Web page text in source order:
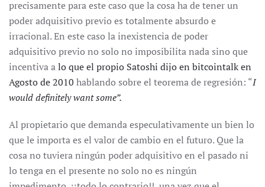
precisamente para este caso que la cosa ha de tener un
poder adquisitivo previo es totalmente absurdo e
irracional. En este caso la inexistencia de poder
adquisitivo previo no solo no imposibilita nada sino que
incentiva alo que el propio Satoshi dijo en bitcointalk en
Agosto de 2010 hablando sobre el teorema de regresión: “I
would definitely want some”.
Al propietario que demanda especulativamente un bien lo
que le importa es el valor de cambio en el futuro. Que la
cosa no tuviera ningún poder adquisitivo en el pasado ni
lo tenga en el presente no solo no es ningún